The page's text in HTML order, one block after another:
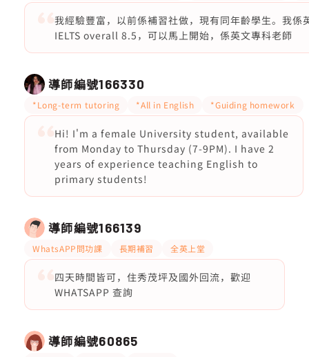
我經驗豐富，以前係補習社做，現有同年齡學生。我
IELTS overall 8.5，可以馬上開始，係英文專科老師
導師編號166330
*Long-term tutoring *All in English *Guiding homework
Hi! I'm a female University student, available
from Monday to Thursday (7-9PM). I have 2
years of experience teaching English to
primary students!
導師編號166139
WhatsAPP問功課 長期補習 全英上堂
四天時間皆可，住秀茂坪及國外回流，歡迎
WHATSAPP 查詢
導師編號60865